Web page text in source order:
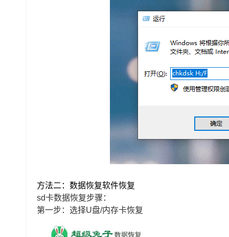
方法二：数据恢复软件恢复
sd卡数据恢复步骤：
第一步：选择U盘/内存卡恢复